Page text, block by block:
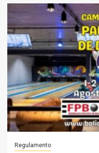
Regulamento